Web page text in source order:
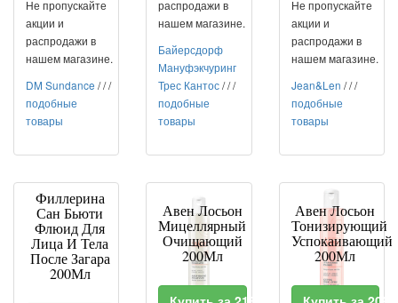
Не пропускайте
акции и
распродажи в
нашем магазине.
DM Sundance ///
подобные
товары
распродажи в
нашем магазине.
Байерсдорф
Мануфэкчуринг
Трес Кантос///
подобные
товары
Не пропускайте
акции и
распродажи в
нашем магазине.
Jean&Len ///
подобные
товары
Филлерина
Сан Бьюти
Флюид Для
Лица И Тела
После Загара
200Мл
Авен Лосьон
Мицеллярный
Очищающий
200Мл
Авен Лосьон
Тонизирующий
Успокаивающий
200Мл